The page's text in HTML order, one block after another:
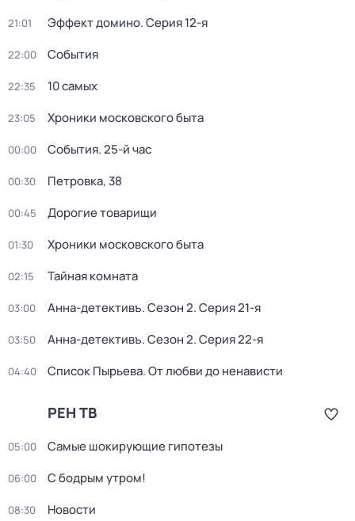
21:01 Эффект домино. Серия 12-я
22:00 События
22:35 10 самых
23:05 Хроники московского быта
00:00 События. 25-й час
00:30 Петровка, 38
00:45 Дорогие товарищи
01:30 Хроники московского быта
02:15 Тайная комната
03:00 Анна-детективъ. Сезон 2. Серия 21-я
03:50 Анна-детективъ. Сезон 2. Серия 22-я
04:40 Список Пырьева. От любви до ненависти
РЕН ТВ
05:00 Самые шoкиpующие гипотезы
06:00 С бодрым утром!
08:30 Новости